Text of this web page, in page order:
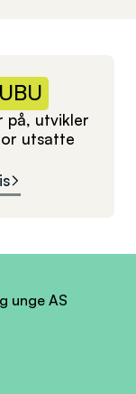
på, utvikler
utsatte
unge AS